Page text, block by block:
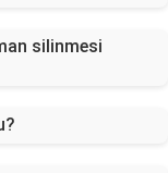
silinmesi